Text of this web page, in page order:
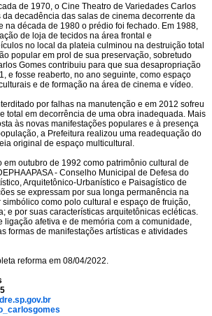
de 1970, o Cine Theatro de Variedades Carlos
da decadência das salas de cinema decorrente da
na década de 1980 o prédio foi fechado. Em 1988,
de loja de tecidos na área frontal e
no local da plateia culminou na destruição total
popular em prol de sua preservação, sobretudo
Gomes contribuiu para que sua desapropriação
e fosse reaberto, no ano seguinte, como espaço
e de formação na área de cinema e vídeo.
por falhas na manutenção e em 2012 sofreu
total em decorrência de uma obra inadequada. Mais
às novas manifestações populares e à presença
a Prefeitura realizou uma readequação do
original de espaço multicultural.
em outubro de 1992 como patrimônio cultural de
- Conselho Municipal de Defesa do
Arquitetônico-Urbanístico e Paisagístico de
se expressam por sua longa permanência na
como polo cultural e espaço de fruição,
e por suas características arquitetônicas ecléticas.
ligação afetiva e de memória com a comunidade,
formas de manifestações artísticas e atividades
reforma em 08/04/2022.